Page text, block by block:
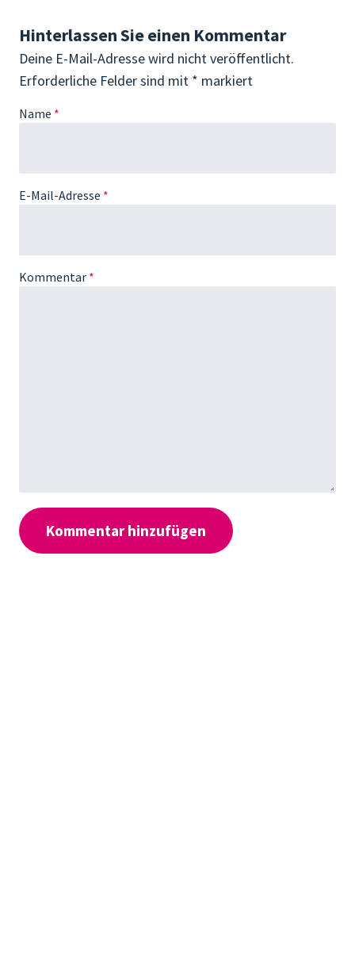
Hinterlassen Sie einen Kommentar
Deine E-Mail-Adresse wird nicht veröffentlicht.
Erforderliche Felder sind mit * markiert
Name *
E-Mail-Adresse *
Kommentar *